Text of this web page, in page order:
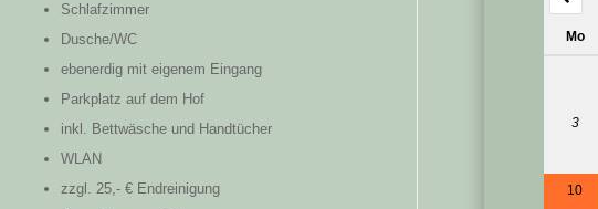
Schlafzimmer
Dusche/WC
ebenerdig mit eigenem Eingang
Parkplatz auf dem Hof
inkl. Bettwäsche und Handtücher
WLAN
zzgl. 25,- € Endreinigung
Mo
3
10